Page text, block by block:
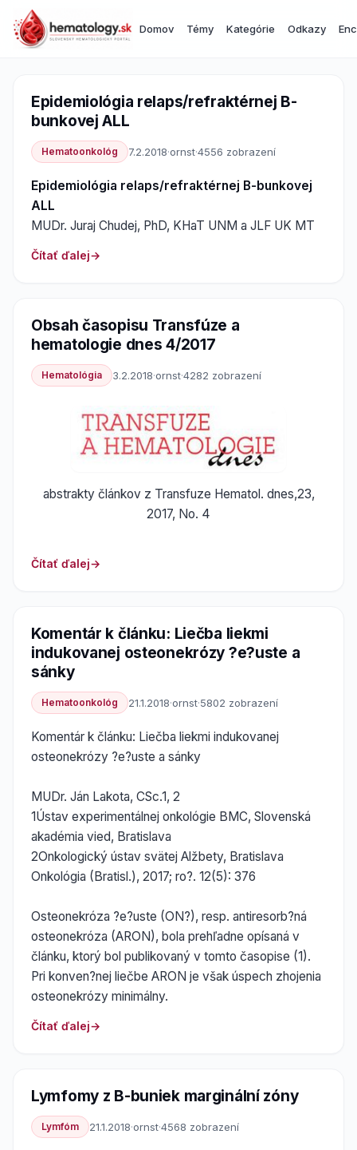
Domov Témy Kategórie Odkazy
Epidemiológia relaps/refraktérnej B-
bunkovej ALL
Hematoonkológ 7.2.2018·ornst·4556 zobrazení
Epidemiológia relaps/refraktérnej B-bunkovej
ALL
MUDr. Juraj Chudej, PhD, KHaT UNM a JLF UK MT
Čítať ďalej
Obsah časopisu Transfúze a
hematologie dnes 4/2017
Hematológia 3.2.2018·ornst·4282 zobrazení
abstrakty článkov z Transfuze Hematol. dnes,23,
2017, No. 4
Čítať ďalej
Komentár k článku: Liečba liekmi
indukovanej osteonekrózy ?e?uste a
sánky
Hematoonkológ 21.1.2018·ornst·5802 zobrazení
Komentár k článku: Liečba liekmi indukovanej
osteonekrózy ?e?uste a sánky
MUDr. Ján Lakota, CSc.1, 2
1Ústav experimentálnej onkológie BMC, Slovenská
akadémia vied, Bratislava
2Onkologický ústav svätej Alžbety, Bratislava
Onkológia (Bratisl.), 2017; ro?. 12(5): 376
Osteonekróza ?e?uste (ON?), resp. antiresorb?ná
osteonekróza (ARON), bola prehľadne opísaná v
článku, ktorý bol publikovaný v tomto časopise (1).
Pri konven?nej liečbe ARON je však úspech zhojenia
osteonekrózy minimálny.
Čítať ďalej
Lymfomy z B-buniek marginální zóny
Lymfóm 21.1.2018·ornst·4568 zobrazení